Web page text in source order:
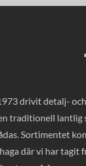
drivit detalj-
lantlig
Sortimentet
där vi har